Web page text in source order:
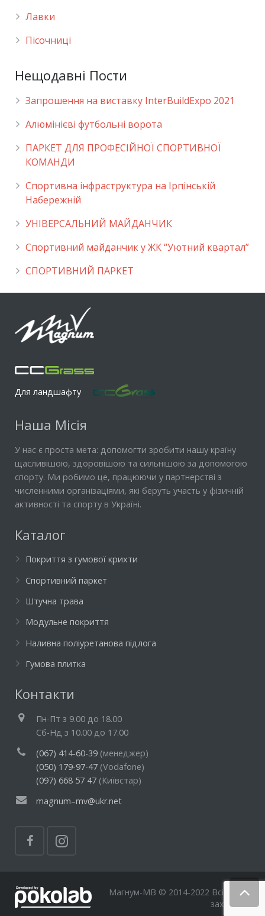
Лавки
Пісочниці
Нещодавні Пости
Запрошення на виставку InterBuildExpo 2021
Алюмінієві футбольні ворота
ПАРКЕТ ДЛЯ ПРОФЕСІЙНОЇ СПОРТИВНОЇ
КОМАНДИ
Спортивна інфраструктура на Ірпінській
Набережній
УНІВЕРСАЛЬНИЙ МАЙДАНЧИК
Cпортивний майданчик у ЖК “Уютний квартал”
СПОРТИВНИЙ ПАРКЕТ
Для ландшафту
Наша Місія
У нас є проста мета: допомогти зробити нашу країну
щасливішою, здоровішою та сильнішою за допомогою
спорту. Ми робимо це, працюючи у партнерстві з
численними організаціями, які беруть участь у фізичній
активності та спорту в Україні.
Каталог
Покриття з гумової крихти
Спортивний паркет
Штучна трава
Модульне покриття
Наливна поліуретанова підлога
Гумова плитка
Контакти
Пн-Пт з 9.00 до 18.00
Cб-Нд з 10.00 до 17.00
(067) 414-60-39 (менеджер)
(050) 179-97-47 (Vodafone)
(097) 668 57 47 (Київстар)
magnum–mv@ukr.net
Магнум-МВ © 2014-2022 Всі права
захищені.